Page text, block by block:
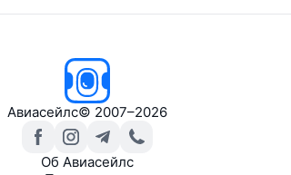
Авиасейлс© 2007–2026
Об Авиасейлс